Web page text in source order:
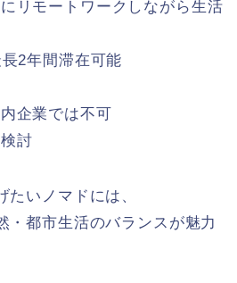
リモートワークしながら生活
2年間滞在可能
企業では不可
討
いノマドには、
・都市生活のバランスが魅力